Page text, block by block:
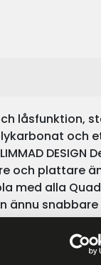
låsfunktion,
DESIGN
och plattare
med alla
ännu
(TPU /
fästen